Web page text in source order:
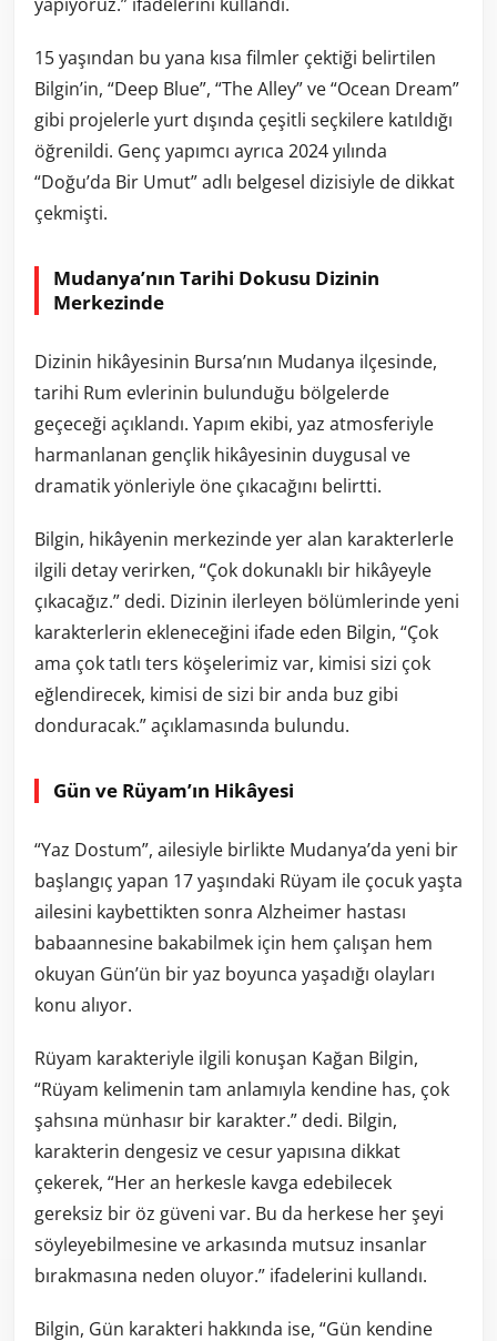
15 yaşından bu yana kısa filmler çektiği belirtilen
Bilgin’in, “Deep Blue”, “The Alley” ve “Ocean Dream”
gibi projelerle yurt dışında çeşitli seçkilere katıldığı
öğrenildi. Genç yapımcı ayrıca 2024 yılında
“Doğu’da Bir Umut” adlı belgesel dizisiyle de dikkat
çekmişti.
Mudanya’nın Tarihi Dokusu Dizinin
Merkezinde
Dizinin hikâyesinin Bursa’nın Mudanya ilçesinde,
tarihi Rum evlerinin bulunduğu bölgelerde
geçeceği açıklandı. Yapım ekibi, yaz atmosferiyle
harmanlanan gençlik hikâyesinin duygusal ve
dramatik yönleriyle öne çıkacağını belirtti.
Bilgin, hikâyenin merkezinde yer alan karakterlerle
ilgili detay verirken, “Çok dokunaklı bir hikâyeyle
çıkacağız.” dedi. Dizinin ilerleyen bölümlerinde yeni
karakterlerin ekleneceğini ifade eden Bilgin, “Çok
ama çok tatlı ters köşelerimiz var, kimisi sizi çok
eğlendirecek, kimisi de sizi bir anda buz gibi
donduracak.” açıklamasında bulundu.
Gün ve Rüyam’ın Hikâyesi
“Yaz Dostum”, ailesiyle birlikte Mudanya’da yeni bir
başlangıç yapan 17 yaşındaki Rüyam ile çocuk yaşta
ailesini kaybettikten sonra Alzheimer hastası
babaannesine bakabilmek için hem çalışan hem
okuyan Gün’ün bir yaz boyunca yaşadığı olayları
konu alıyor.
Rüyam karakteriyle ilgili konuşan Kağan Bilgin,
“Rüyam kelimenin tam anlamıyla kendine has, çok
şahsına münhasır bir karakter.” dedi. Bilgin,
karakterin dengesiz ve cesur yapısına dikkat
çekerek, “Her an herkesle kavga edebilecek
gereksiz bir öz güveni var. Bu da herkese her şeyi
söyleyebilmesine ve arkasında mutsuz insanlar
bırakmasına neden oluyor.” ifadelerini kullandı.
Bilgin, Gün karakteri hakkında ise, “Gün kendine